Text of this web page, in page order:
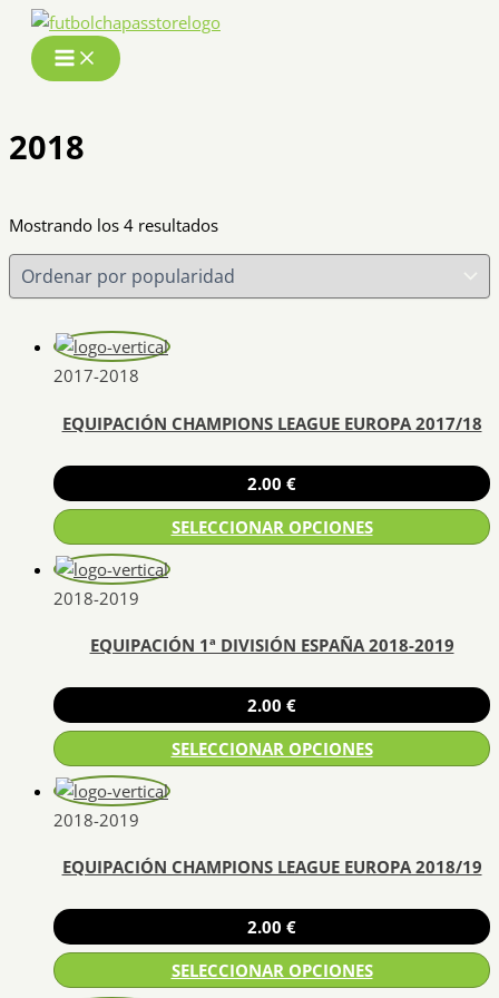
contenido
2018
Mostrando los 4 resultadosOrdenado
por
popularidad
2017-2018
EQUIPACIÓN CHAMPIONS LEAGUE EUROPA 2017/18
2.00 €
SELECCIONAR OPCIONES
Este
producto
múltiples
Las
opciones
se
pueden
elegir
en
la
de
producto
2018-2019
EQUIPACIÓN 1ª DIVISIÓN ESPAÑA 2018-2019
2.00 €
SELECCIONAR OPCIONES
Este
producto
múltiples
Las
opciones
se
2018-2019
EQUIPACIÓN CHAMPIONS LEAGUE EUROPA 2018/19
2.00 €
SELECCIONAR OPCIONES